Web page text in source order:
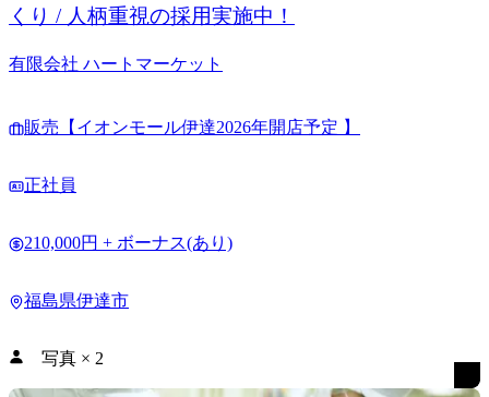
くり / 人柄重視の採用実施中！
有限会社 ハートマーケット
販売【イオンモール伊達2026年開店予定 】
正社員
210,000円 + ボーナス(あり)
福島県伊達市
写真 × 2